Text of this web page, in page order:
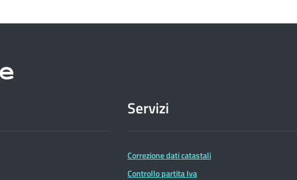
Servizi
Correzione dati catastali
Controllo partita Iva